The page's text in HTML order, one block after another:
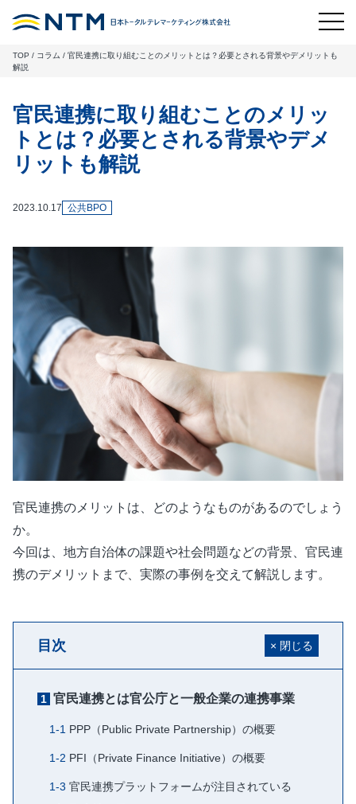
TOP / コラム / 官民連携に取り組むことのメリットとは？必要とされる背景やデメリットも
解説
官民連携に取り組むことのメリッ
トとは？必要とされる背景やデメ
リットも解説
2023.10.17 公共BPO
官民連携のメリットは、どのようなものがあるのでしょう
か。
今回は、地方自治体の課題や社会問題などの背景、官民連
携のデメリットまで、実際の事例を交えて解説します。
目次
官民連携とは官公庁と一般企業の連携事業
PPP（Public Private Partnership）の概要
PFI（Private Finance Initiative）の概要
官民連携プラットフォームが注目されている